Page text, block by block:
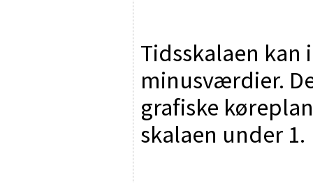
Tidsskalaen
minusværdier.
grafiske
skalaen under 1.